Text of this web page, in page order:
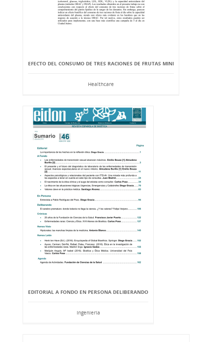
EFECTO DEL CONSUMO DE TRES RACIONES DE FRUTAS MINI
Healthcare
EDITORIAL A FONDO EN PERSONA DELIBERANDO
Ingeniería